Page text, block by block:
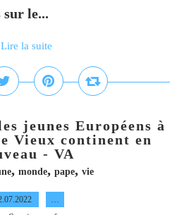
sur le...
Lire la suite
jeunes Européens à
Vieux continent en
- VA
, monde, pape, vie
…